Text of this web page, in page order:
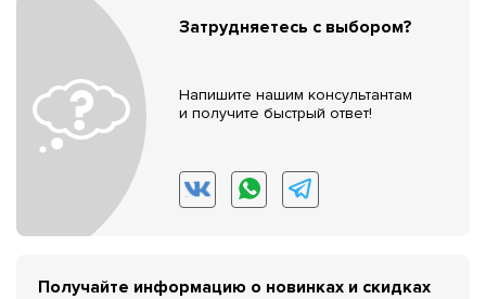
Затрудняетесь с выбором?
Напишите нашим консультантам
и получите быстрый ответ!
Получайте информацию о новинках и скидках